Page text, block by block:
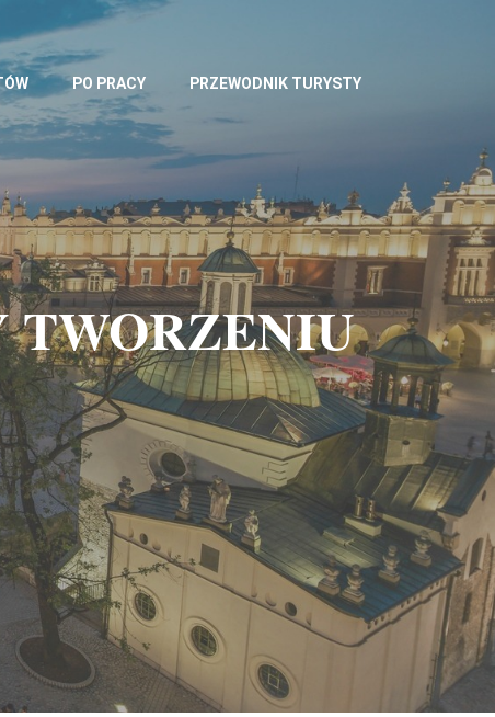
PO PRACY PRZEWODNIK TURYSTY
TWORZENIU